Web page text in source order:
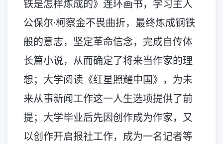
铁是怎样炼成的》连环画书，学习主人
公保尔·柯察金不畏曲折，最终炼成钢铁
般的意志，坚定革命信念，完成自传体
长篇小说，从而确定了将来当作家的理
想；大学阅读《红星照耀中国》，为未
来从事新闻工作这一人生选项提供了前
提；大学毕业后先因创作成为作家，又
以创作开启报社工作，成为一名记者等